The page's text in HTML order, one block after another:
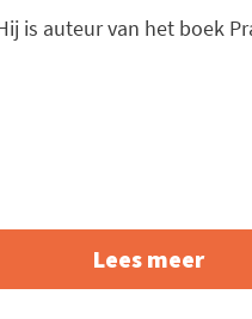
is auteur van het boek
Lees meer